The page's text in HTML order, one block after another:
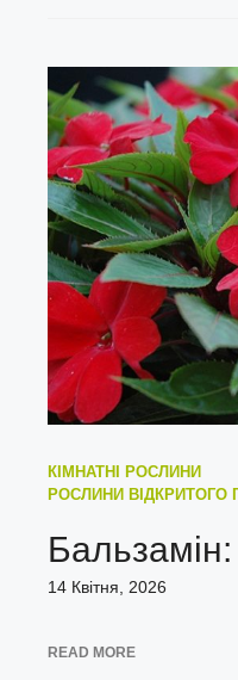
КІМНАТНІ РОСЛИНИ
РОСЛИНИ ВІДКРИТОГО
14 Квітня, 2026
READ MORE